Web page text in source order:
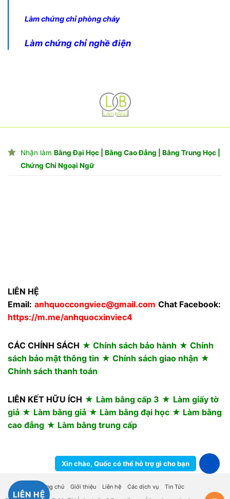
Làm chứng chỉ phòng cháy
Làm chứng chỉ nghề điện
Nhận làm Bằng Đại Học | Bằng Cao Đẳng | Bằng Trung Học |
Chứng Chỉ Ngoại Ngữ
LIÊN HỆ
Email: anhquoccongviec@gmail.com Chat Facebook:
https://m.me/anhquocxinviec4
CÁC CHÍNH SÁCH ★ Chính sách bảo hành ★ Chính
sách bảo mật thông tin ★ Chính sách giao nhận ★
Chính sách thanh toán
LIÊN KẾT HỮU ÍCH ★ Làm bằng cấp 3 ★ Làm giấy tờ
giả ★ Làm bằng giả ★ Làm bằng đại học ★ Làm bằng
cao đẳng ★ Làm bằng trung cấp
Trang chủ Giới thiệu Liên hệ Các dịch vụ Tin Tức
LIÊN HỆ
Xin chào, Quốc có thể hỗ trợ gì cho bạn